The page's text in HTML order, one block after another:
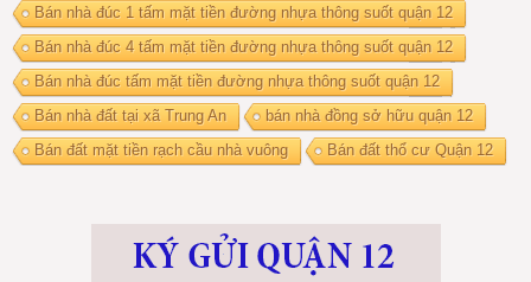
Bán nhà đúc 1 tấm mặt tiền đường nhựa thông suốt quận 12
Bán nhà đúc 4 tấm mặt tiền đường nhựa thông suốt quận 12
Bán nhà đúc tấm mặt tiền đường nhựa thông suốt quận 12
Bán nhà đất tại xã Trung An
bán nhà đồng sở hữu quận 12
Bán đất mặt tiền rạch cầu nhà vuông
Bán đất thổ cư Quận 12